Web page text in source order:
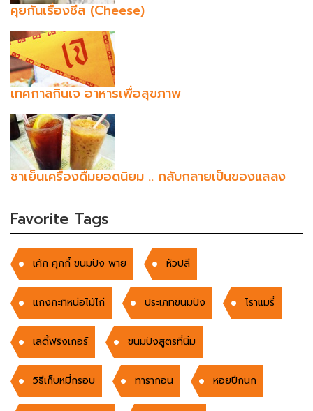
คุยกันเรื่องชีส (Cheese)
เทศกาลกินเจ อาหารเพื่อสุขภาพ
ชาเย็นเครื่องดื่มยอดนิยม .. กลับกลายเป็นของแสลง
Favorite Tags
เค้ก คุกกี้ ขนมปัง พาย หัวปลี
แกงกะทิหน่อไม้ไก่ ประเภทขนมปัง โราแมรี่
เลดี้ฟริงเกอร์ ขนมปังสูตรที่นิ่ม
วิธีเก็บหมี่กรอบ ทารากอน หอยปีกนก